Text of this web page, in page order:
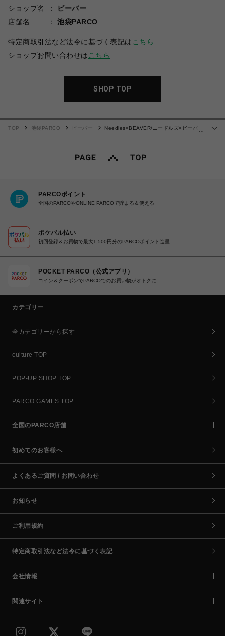
ショップ名
ビーバー
店舗名
池袋PARCO
特定商取引法など法令に基づく表記は こちら
ショップお問い合わせは こちら
SHOP TOP
TOP 池袋PARCO ビーバー
Needles×BEAVER/ニードルズ×ビーバ
PARCOポイント
全国のPARCOやONLINE PARCOで貯まる＆使える
ポケパル払い
初回登録＆お買物で最大1,500円分のPARCOポイント進呈
POCKET PARCO（公式アプリ）
コイン＆クーポンでPARCOでのお買い物がオトクに
カテゴリー
全カテゴリーから探す
culture TOP
POP-UP SHOP TOP
PARCO GAMES TOP
全国のPARCO店舗
初めてのお客様へ
よくあるご質問 / お問い合わせ
お知らせ
ご利用規約
特定商取引法など法令に基づく表記
会社情報
関連サイト